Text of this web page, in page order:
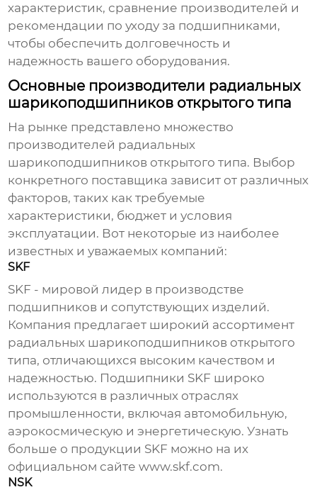
характеристик, сравнение производителей и
рекомендации по уходу за подшипниками,
чтобы обеспечить долговечность и
надежность вашего оборудования.
Основные производители радиальных
шарикоподшипников открытого типа
На рынке представлено множество
производителей радиальных
шарикоподшипников открытого типа. Выбор
конкретного поставщика зависит от различных
факторов, таких как требуемые
характеристики, бюджет и условия
эксплуатации. Вот некоторые из наиболее
известных и уважаемых компаний:
SKF
SKF - мировой лидер в производстве
подшипников и сопутствующих изделий.
Компания предлагает широкий ассортимент
радиальных шарикоподшипников открытого
типа, отличающихся высоким качеством и
надежностью. Подшипники SKF широко
используются в различных отраслях
промышленности, включая автомобильную,
аэрокосмическую и энергетическую. Узнать
больше о продукции SKF можно на их
официальном сайтеwww.skf.com.
NSK